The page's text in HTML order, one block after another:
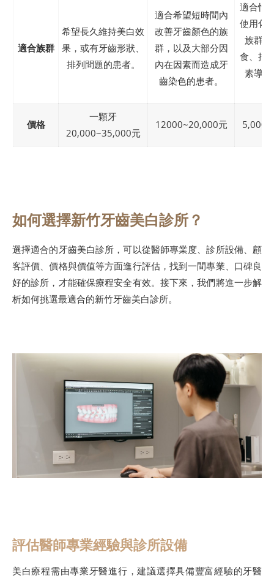
適合族群
希望長久維持美白效
果，或有牙齒形狀、
排列問題的患者。
適合希望短時間內
改善牙齒顏色的族
群，以及大部分因
內在因素而造成牙
齒染色的患者。
適合怕
使用化
族群
食、抽
素導
價格
一顆牙
20,000~35,000元
12000~20,000元
如何選擇新竹牙齒美白診所？
選擇適合的牙齒美白診所，可以從醫師專業度、診所設備、顧
客評價、價格與價值等方面進行評估，找到一間專業、口碑良
好的診所，才能確保療程安全有效。接下來，我們將進一步解
析如何挑選最適合的新竹牙齒美白診所。
評估醫師專業經驗與診所設備
美白療程需由專業牙醫進行，建議選擇具備豐富經驗的牙醫